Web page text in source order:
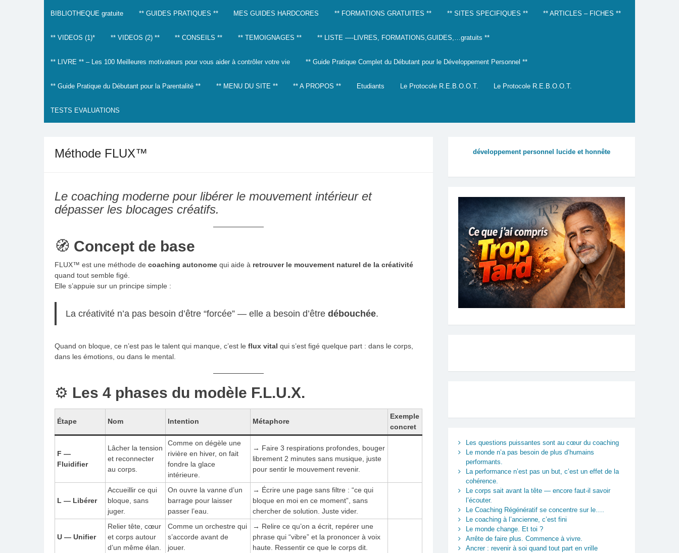
BIBLIOTHEQUE gratuite ** GUIDES PRATIQUES ** MES GUIDES HARDCORES ** FORMATIONS GRATUITES ** ** SITES SPECIFIQUES ** ** ARTICLES – FICHES **
** VIDEOS (1)* ** VIDEOS (2) ** ** CONSEILS ** ** TEMOIGNAGES ** ** LISTE —-LIVRES, FORMATIONS,GUIDES,…gratuits **
** LIVRE ** – Les 100 Meilleures motivateurs pour vous aider à contrôler votre vie ** Guide Pratique Complet du Débutant pour le Développement Personnel **
** Guide Pratique du Débutant pour la Parentalité ** ** MENU DU SITE ** ** A PROPOS ** Etudiants Le Protocole R.E.B.O.O.T. Le Protocole R.E.B.O.O.T.
TESTS EVALUATIONS
Méthode FLUX™
Le coaching moderne pour libérer le mouvement intérieur et
dépasser les blocages créatifs.
🧭 Concept de base
FLUX™ est une méthode de coaching autonome qui aide à retrouver le mouvement naturel de la créativité
quand tout semble figé.
Elle s’appuie sur un principe simple :
La créativité n’a pas besoin d’être “forcée” — elle a besoin d’être débouchée.
Quand on bloque, ce n’est pas le talent qui manque, c’est le flux vital qui s’est figé quelque part : dans le corps,
dans les émotions, ou dans le mental.
⚙️ Les 4 phases du modèle F.L.U.X.
Étape Nom Intention Métaphore
Exemple
concret
F —
Fluidifier
Lâcher la tension
et reconnecter
au corps.
Comme on dégèle une
rivière en hiver, on fait
fondre la glace
intérieure.
→ Faire 3 respirations profondes, bouger
librement 2 minutes sans musique, juste
pour sentir le mouvement revenir.
L — Libérer
Accueillir ce qui
bloque, sans
juger.
On ouvre la vanne d’un
barrage pour laisser
passer l’eau.
→ Écrire une page sans filtre : “ce qui
bloque en moi en ce moment”, sans
chercher de solution. Juste vider.
U — Unifier
Relier tête, cœur
et corps autour
d’un même élan.
Comme un orchestre qui
s’accorde avant de
jouer.
→ Relire ce qu’on a écrit, repérer une
phrase qui “vibre” et la prononcer à voix
haute. Ressentir ce que le corps dit.
développement personnel lucide et honnête
Les questions puissantes sont au cœur du coaching
Le monde n’a pas besoin de plus d’humains
performants.
La performance n’est pas un but, c’est un effet de la
cohérence.
Le corps sait avant la tête — encore faut-il savoir
l’écouter.
Le Coaching Régénératif se concentre sur le….
Le coaching à l’ancienne, c’est fini
Le monde change. Et toi ?
Arrête de faire plus. Commence à vivre.
Ancrer : revenir à soi quand tout part en vrille